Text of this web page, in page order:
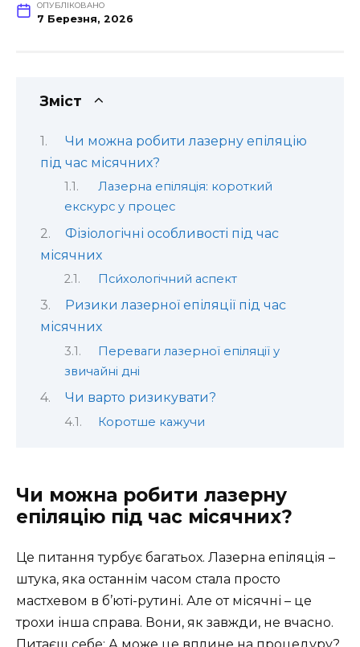
ОПУБЛІКОВАНО
7 Березня, 2026
Зміст
Чи можна робити лазерну епіляцію
під час місячних?
Лазерна епіляція: короткий
екскурс у процес
Фізіологічні особливості під час
місячних
Пси́хологічний аспект
Ризики лазерної епіляції під час
місячних
Переваги лазерної епіляції у
звичайні дні
Чи варто ризикувати?
Коротше кажучи
Чи можна робити лазерну
епіляцію під час місячних?
Це питання турбує багатьох. Лазерна епіляція –
штука, яка останнім часом стала просто
мастхевом в б’юті-рутині. Але от місячні – це
трохи інша справа. Вони, як завжди, не вчасно.